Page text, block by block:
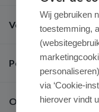
Veel gestelde
Populaire merken
Over ons
Wij gebruiken
toestemming,
via ‘Cookie-
hierover vindt